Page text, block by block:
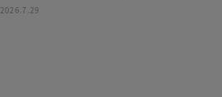
2026.7.29